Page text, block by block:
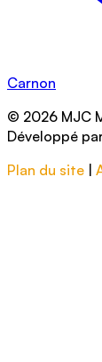
Carnon
© 2026 MJC
Développé
Plan du site |